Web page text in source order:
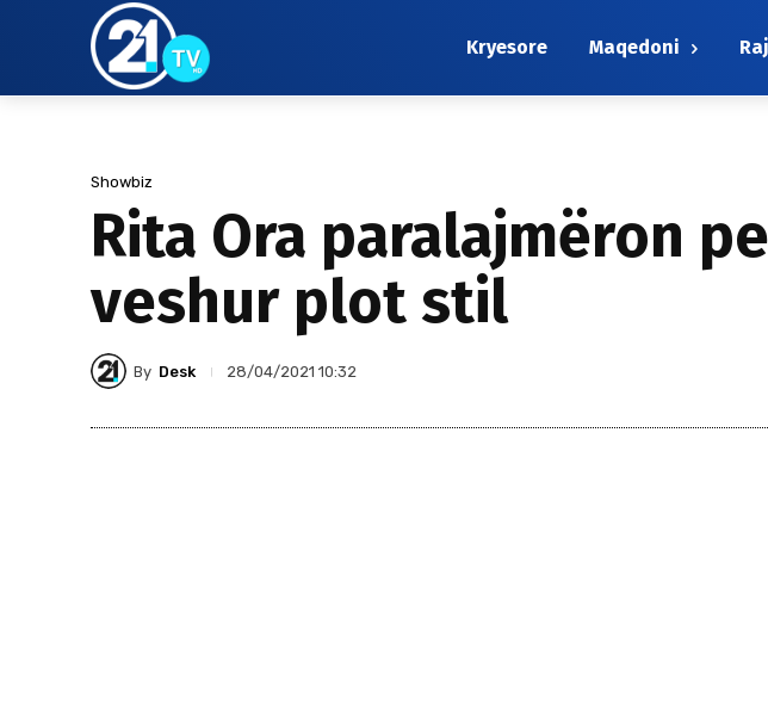
Kryesore Maqedoni
Showbiz
Rita Ora paralajmëron
veshur plot stil
By Desk 28/04/2021 10:32